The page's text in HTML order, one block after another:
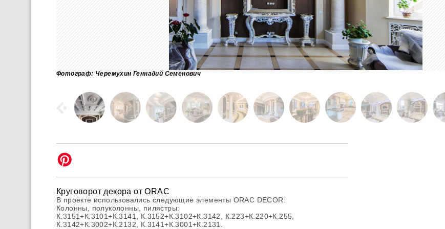
Фотограф: Черемухин Геннадий Семенович
Круговорот декора от ORAC
В проекте использовались следующие элементы ORAC DECOR:
Колонны, полуколонны, пилястры:
К.3151+К.3101+К.3141, К.3152+К.3102+К.3142, К.223+К.220+К.255,
К.3142+К.3002+К.2132, К.3141+К.3001+К.2131.